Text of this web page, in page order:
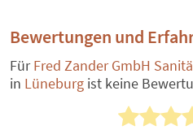
Bewertungen und
FürFred Zander GmbH
in Lüneburg ist keine